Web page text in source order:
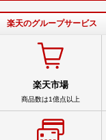
楽天のグループサービス
楽天市場
商品数は1億点以上